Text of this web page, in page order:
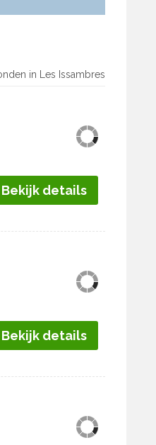
in Les Issambres
Bekijk details
Bekijk details